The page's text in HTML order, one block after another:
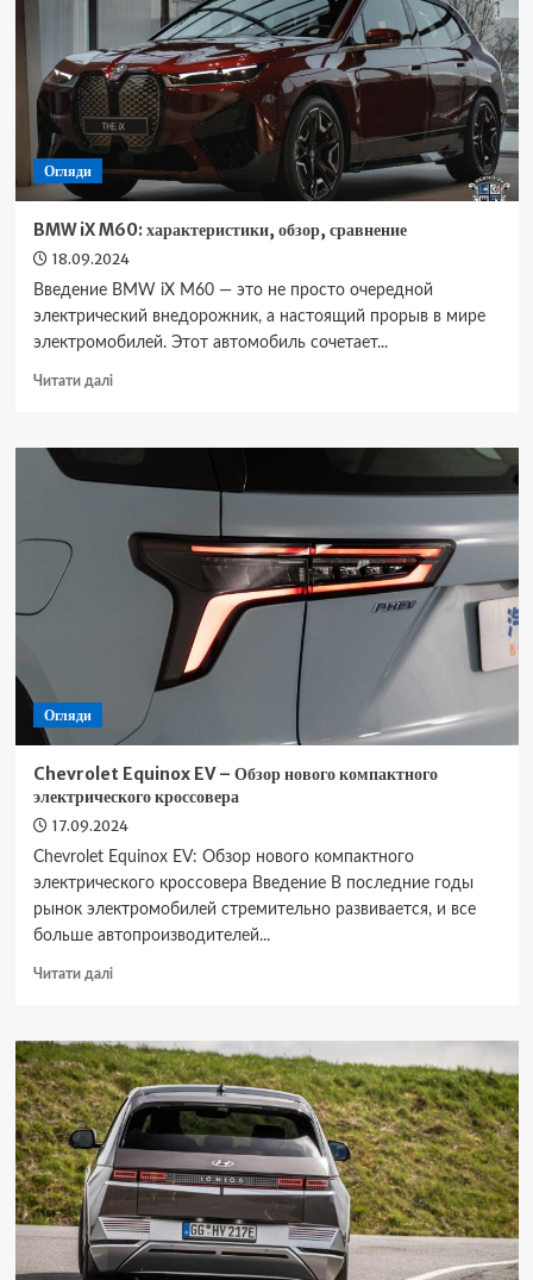
внедорожник
Mercedes
Огляди
BMW iX M60: характеристики, обзор, сравнение
18.09.2024
Введение BMW iX M60 — это не просто очередной
электрический внедорожник, а настоящий прорыв в мире
электромобилей. Этот автомобиль сочетает...
Читати даліДокладніше
iX
характеристики,
сравнение
Огляди
Chevrolet Equinox EV – Обзор нового компактного
электрического кроссовера
17.09.2024
Chevrolet Equinox EV: Обзор нового компактного
электрического кроссовера Введение В последние годы
рынок электромобилей стремительно развивается, и все
больше автопроизводителей...
Читати даліДокладніше
Equinox
EV
–
Обзор
нового
компактного
электрического
кроссовера